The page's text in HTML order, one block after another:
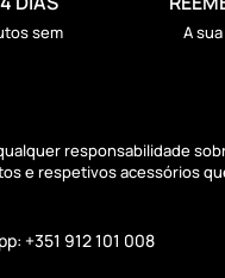
sem
A
responsabilidade
e respetivos acessórios
+351 912 101 008